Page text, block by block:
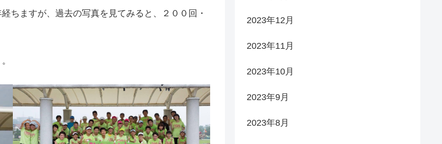
ちますが、過去の写真を見てみると、２００回・
2023年12月
2023年11月
2023年10月
2023年9月
2023年8月